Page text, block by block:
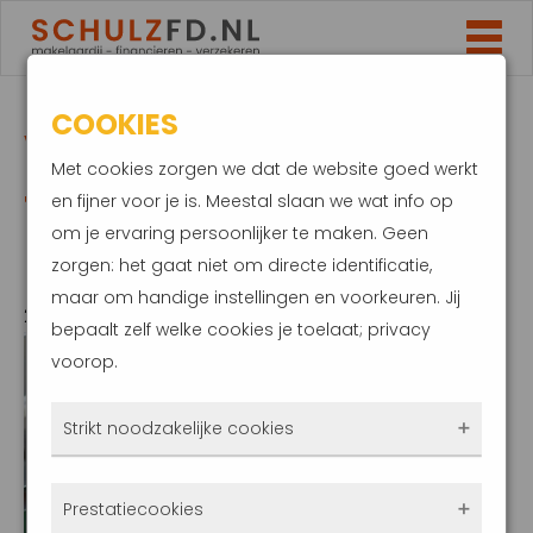
VERGELIJKINGSSITES
TONEN VAAK NIET DE
BESTE DEAL
28 oktober 2020
COOKIES
Met cookies zorgen we dat de website goed werkt
en fijner voor je is. Meestal slaan we wat info op
om je ervaring persoonlijker te maken. Geen
zorgen: het gaat niet om directe identificatie,
maar om handige instellingen en voorkeuren. Jij
bepaalt zelf welke cookies je toelaat; privacy
voorop.
Strikt noodzakelijke cookies
Prestatiecookies